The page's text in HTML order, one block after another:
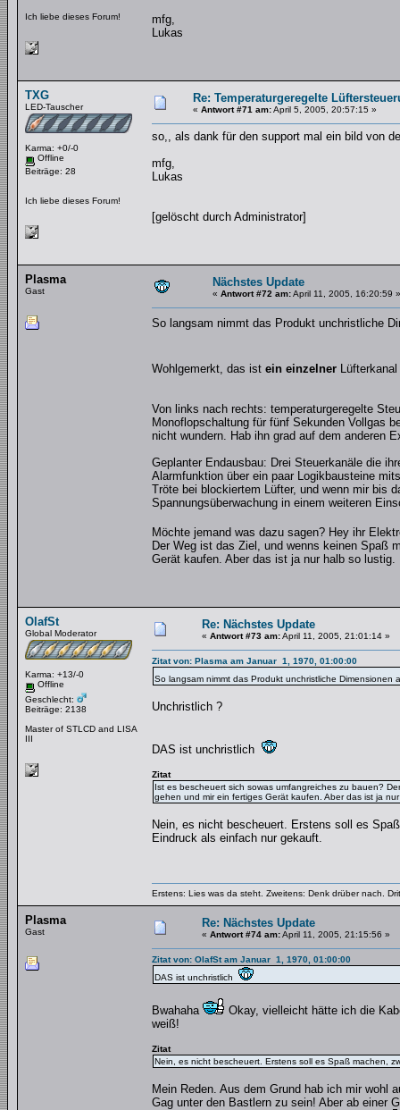
Ich liebe dieses Forum!
mfg,
Lukas
TXG
LED-Tauscher
Karma: +0/-0
Offline
Beiträge: 28
Ich liebe dieses Forum!
Re: Temperaturgeregelte
« Antwort #71 am:April 5, 2005, 20:57:15 »
so,, als dank für den support mal ein bild von
mfg,
Lukas
[gelöscht durch Administrator]
Plasma
Gast
Nächstes Update
« Antwort #72 am:April 11, 2005, 16:20:59 »
So langsam nimmt das Produkt unchristliche
Wohlgemerkt, das ist ein einzelner Lüfterkanal
Von links nach rechts: temperaturgeregelte
Monoflopschaltung für fünf Sekunden Vollgas
nicht wundern. Hab ihn grad auf dem anderen
Geplanter Endausbau: Drei Steuerkanäle die
Alarmfunktion über ein paar Logikbausteine
Tröte bei blockiertem Lüfter, und wenn mir bis
Spannungsüberwachung in einem weiteren
Möchte jemand was dazu sagen? Hey ihr
Der Weg ist das Ziel, und wenns keinen Spaß
Gerät kaufen. Aber das ist ja nur halb so lustig.
OlafSt
Global Moderator
Karma: +13/-0
Offline
Geschlecht:
Beiträge: 2138
Master of STLCD and LISA
III
Re: Nächstes Update
« Antwort #73 am:April 11, 2005, 21:01:14 »
Zitat von: Plasma am Januar 1, 1970, 01:00:00
So langsam nimmt das Produkt unchristliche Dimensionen
Unchristlich ?
DAS ist unchristlich
Zitat
Ist es bescheuert sich sowas umfangreiches zu bauen?
gehen und mir ein fertiges Gerät kaufen. Aber das ist ja
Nein, es nicht bescheuert. Erstens soll es
Eindruck als einfach nur gekauft.
Erstens: Lies was da steht. Zweitens: Denk drüber nach.
Plasma
Gast
Re: Nächstes Update
« Antwort #74 am:April 11, 2005, 21:15:56 »
Zitat von: OlafSt am Januar 1, 1970, 01:00:00
DAS ist unchristlich
Bwahaha
Okay, vielleicht hätte ich die
weiß!
Zitat
Nein, es nicht bescheuert. Erstens soll es Spaß machen,
Mein Reden. Aus dem Grund hab ich mir wohl
Gag unter den Bastlern zu sein! Aber ab einer